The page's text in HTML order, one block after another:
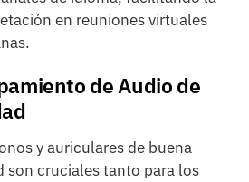
en reuniones virtuales
de Audio de
y auriculares de buena
son cruciales tanto para los